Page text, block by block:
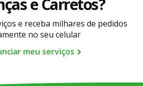
e Carretos?
e receba milhares de pedidos
no seu celular
meu serviços